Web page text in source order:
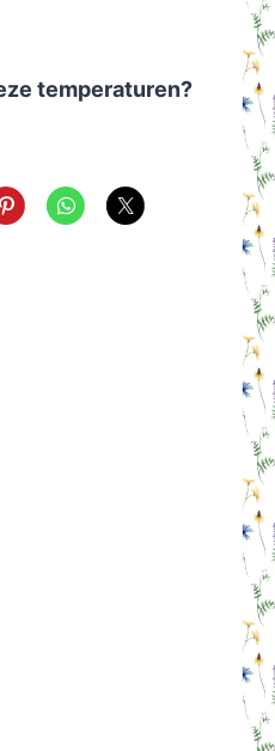
temperaturen?